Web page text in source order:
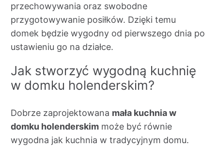
przechowywania oraz swobodne
przygotowywanie posiłków. Dzięki temu
domek będzie wygodny od pierwszego dnia po
ustawieniu go na działce.
Jak stworzyć wygodną kuchnię
w domku holenderskim?
Dobrze zaprojektowana mała kuchnia w
domku holenderskim może być równie
wygodna jak kuchnia w tradycyjnym domu.